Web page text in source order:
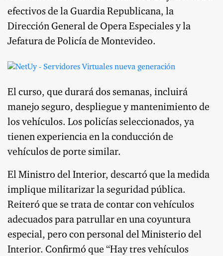
efectivos de la Guardia Republicana, la
Dirección General de Opera Especiales y la
Jefatura de Policía de Montevideo.
El curso, que durará dos semanas, incluirá
manejo seguro, despliegue y mantenimiento de
los vehículos. Los policías seleccionados, ya
tienen experiencia en la conducción de
vehículos de porte similar.
El Ministro del Interior, descartó que la medida
implique militarizar la seguridad pública.
Reiteró que se trata de contar con vehículos
adecuados para patrullar en una coyuntura
especial, pero con personal del Ministerio del
Interior. Confirmó que “Hay tres vehículos